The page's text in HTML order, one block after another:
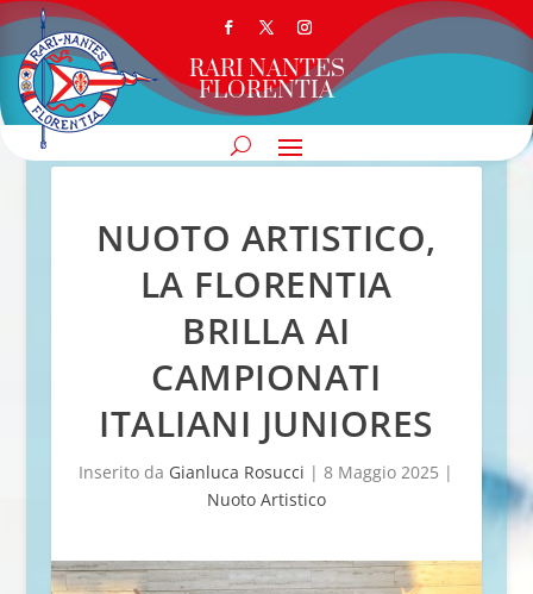
RARI NANTES
FLORENTIA
NUOTO ARTISTICO,
LA FLORENTIA
BRILLA AI
CAMPIONATI
ITALIANI JUNIORES
Inserito da Gianluca Rosucci |8 Maggio 2025 |
Nuoto Artistico